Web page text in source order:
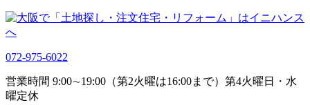
072-975-6022
営業時間 9:00∼19:00（第2火曜は16:00まで）第4火曜日・水
曜定休